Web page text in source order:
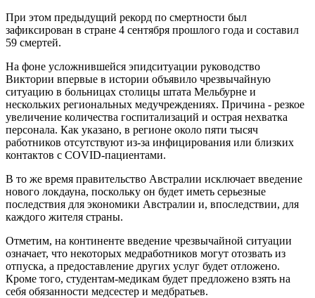
При этом предыдущий рекорд по смертности был
зафиксирован в стране 4 сентября прошлого года и составил
59 смертей.
На фоне усложнившейся эпидситуации руководство
Виктории впервые в истории объявило чрезвычайную
ситуацию в больницах столицы штата Мельбурне и
нескольких региональных медучреждениях. Причина - резкое
увеличение количества госпитализаций и острая нехватка
персонала. Как указано, в регионе около пяти тысяч
работников отсутствуют из-за инфицирования или близких
контактов с COVID-пациентами.
В то же время правительство Австралии исключает введение
нового локдауна, поскольку он будет иметь серьезные
последствия для экономики Австралии и, впоследствии, для
каждого жителя страны.
Отметим, на континенте введение чрезвычайной ситуации
означает, что некоторых медработников могут отозвать из
отпуска, а предоставление других услуг будет отложено.
Кроме того, студентам-медикам будет предложено взять на
себя обязанности медсестер и медбратьев.